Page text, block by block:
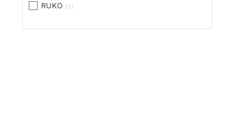
RUKO 2